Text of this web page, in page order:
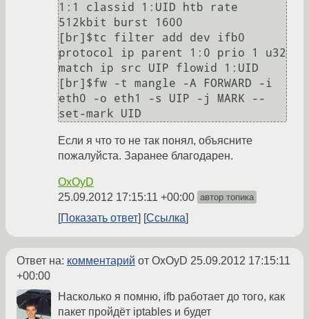
1:1 classid 1:UID htb rate
512kbit burst 1600
[br]$tc filter add dev ifb0
protocol ip parent 1:0 prio 1 u32
match ip src UIP flowid 1:UID
[br]$fw -t mangle -A FORWARD -i
eth0 -o eth1 -s UIP -j MARK --
set-mark UID
Если я что то не так понял, объясните
пожалуйста. Заранее благодарен.
OxOyD
25.09.2012 17:15:11 +00:00 автор топика
Показать ответ Ссылка
Ответ на: комментарий от OxOyD 25.09.2012 17:15:11
+00:00
Насколько я помню, ifb работает до того, как
пакет пройдёт iptables и будет